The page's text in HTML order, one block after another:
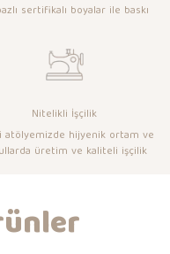
sertifikalı boyalar ile baskı
Nitelikli İşçilik
atölyemizde hijyenik ortam ve
üretim ve kaliteli işçilik